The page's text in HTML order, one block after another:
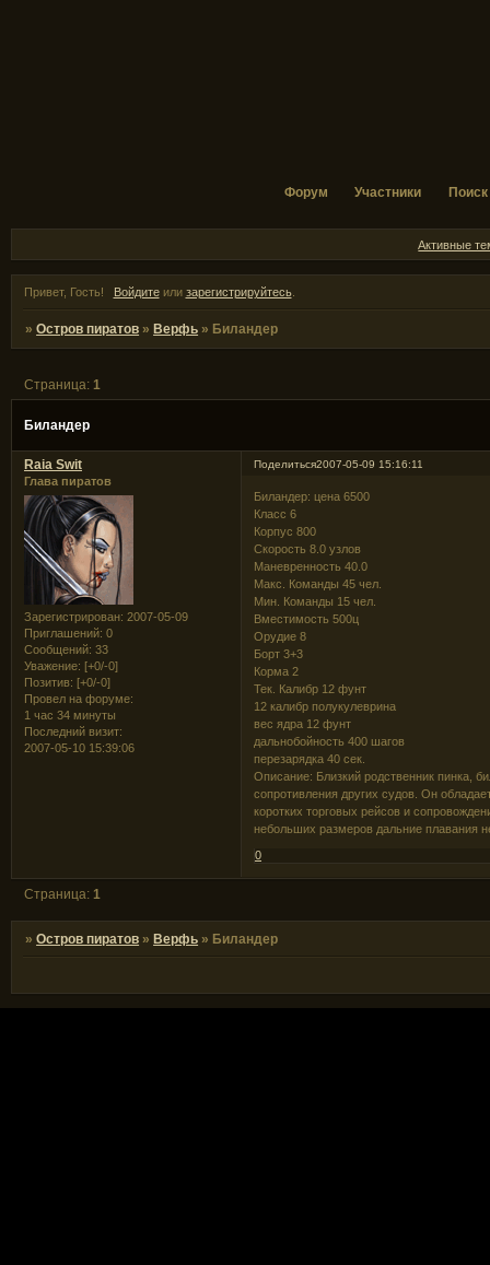
Форум Участники Поиск
Активные
Привет, Гость! Войдитеили зарегистрируйтесь.
»Остров пиратов » Верфь » Биландер
Биландер
Страница:1
Поделиться2007-05-09 15:16:11
Raia Swit
Глава пиратов
Зарегистрирован: 2007-05-09
Приглашений: 0
Сообщений: 33
Уважение: [+0/-0]
Позитив: [+0/-0]
Провел на форуме:
1 час 34 минуты
Последний визит:
2007-05-10 15:39:06
Биландер: цена 6500
Класс 6
Корпус 800
Скорость 8.0 узлов
Маневренность 40.0
Макс. Команды 45 чел.
Мин. Команды 15 чел.
Вместимость 500ц
Орудие 8
Борт 3+3
Корма 2
Тек. Калибр 12 фунт
12 калибр полукулеврина
вес ядра 12 фунт
дальнобойность 400 шагов
перезарядка 40 сек.
Описание: Близкий родственник пинка,
сопротивления других судов. Он
коротких торговых рейсов и
небольших размеров дальние плавания
0
Страница: 1
»Остров пиратов » Верфь » Биландер